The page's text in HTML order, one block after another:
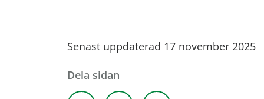
Senast uppdaterad 17 november 2025
Dela sidan